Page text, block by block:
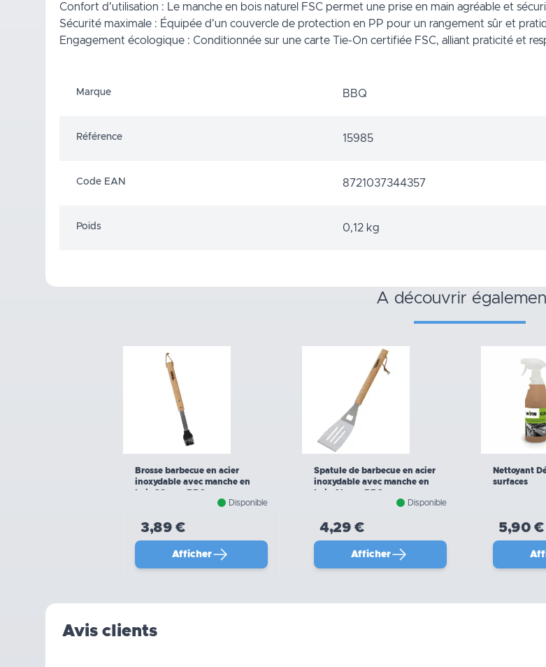
Confort d'utilisation : Le manche en bois naturel FSC permet une prise en main agréable et
Sécurité maximale : Équipée d'un couvercle de protection en PP pour un rangement sûr et
Engagement écologique : Conditionnée sur une carte Tie-On certifiée FSC, alliant praticité et
Marque BBQ
Référence 15985
Code EAN 8721037344357
Poids 0,12 kg
a découvrir
Brosse barbecue en acier
inoxydable avec manche en
bois 38 cm - BBQ
Disponible
3,89 €
Afficher
Spatule de barbecue en acier
inoxydable avec manche en
bois 41 cm - BBQ
Disponible
4,29 €
Afficher
Nettoyant
surfaces
5,90 €
Avis clients